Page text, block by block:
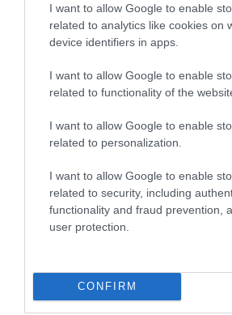
I want to allow Google to enable
related to analytics like cookies on
device identifiers in apps.
I want to allow Google to enable
related to functionality of the
I want to allow Google to enable
related to personalization.
I want to allow Google to enable
related to security, including
functionality and fraud prevention,
user protection.
CONFIRM
06.08.2026 | 09:03
«Οι εντελώς αθώοι»: Η
τα ζώα που χάθηκαν στις
Αττικής (φωτο)